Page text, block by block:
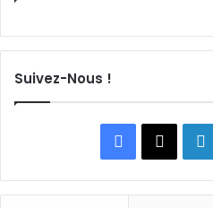
Suivez-Nous !
Facebook
X